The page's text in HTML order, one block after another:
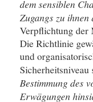
dem sensiblen
Zugangs zu ihnen
Verpflichtung der
Die Richtlinie
und
Bestimmung des
Erwägungen